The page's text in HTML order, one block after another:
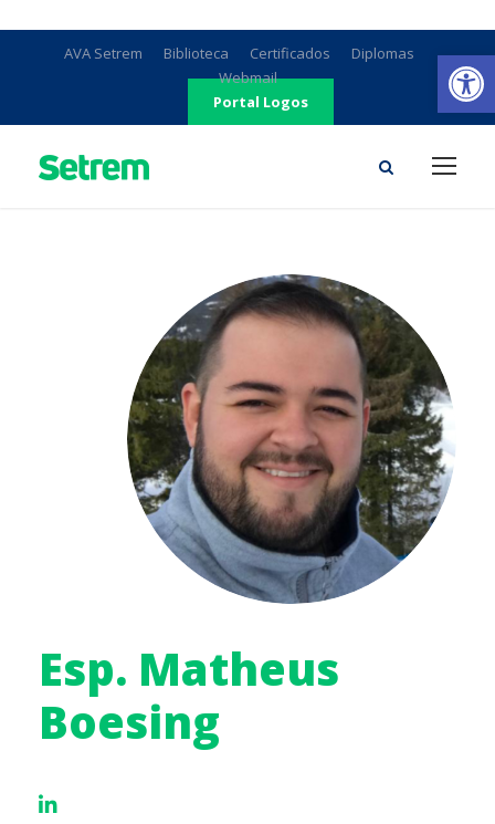
AVA Setrem Biblioteca Certificados
Diplomas
Webmail
Portal Logos
Esp. Matheus
Boesing